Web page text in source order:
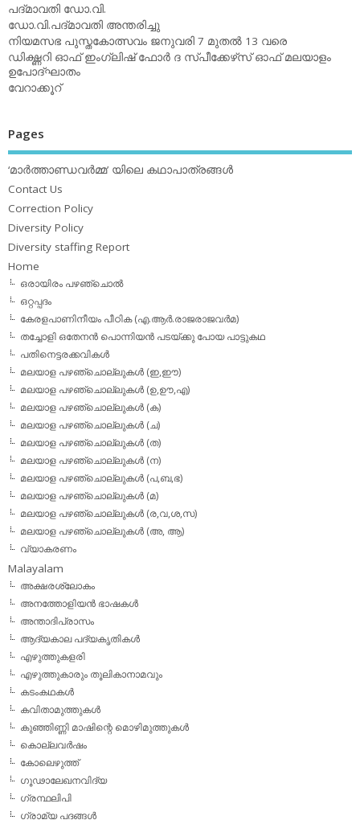
പദ്മാവതി ഡോ.വി.
ഡോ.വി.പദ്മാവതി അന്തരിച്ചു
നിയമസഭ പുസ്തകോത്സവം ജനുവരി 7 മുതല്‍ 13 വരെ
ഡിക്ഷ്ണറി ഓഫ് ഇംഗ്ലിഷ് ഫോര്‍ ദ സ്പീക്കേഴ്‌സ് ഓഫ് മലയാളം
ഉപോദ്ഘാതം
വേറാക്കൂറ്
Pages
‘മാര്‍ത്താണ്ഡവര്‍മ്മ’ യിലെ കഥാപാത്രങ്ങള്‍
Contact Us
Correction Policy
Diversity Policy
Diversity staffing Report
Home
ഒരായിരം പഴഞ്ചൊല്‍
ഒറ്റപ്പദം
കേരളപാണിനീയം പീഠിക (എ.ആര്‍.രാജരാജവര്‍മ)
തച്ചോളി ഒതേനൻ പൊന്നിയൻ പടയ്‌ക്കു പോയ പാട്ടുകഥ
പതിനെട്ടരക്കവികള്‍
മലയാള പഴഞ്ചൊല്ലുകള്‍ (ഇ,ഈ)
മലയാള പഴഞ്ചൊല്ലുകള്‍ (ഉ,ഊ,എ)
മലയാള പഴഞ്ചൊല്ലുകള്‍ (ക)
മലയാള പഴഞ്ചൊല്ലുകള്‍ (ച)
മലയാള പഴഞ്ചൊല്ലുകള്‍ (ത)
മലയാള പഴഞ്ചൊല്ലുകള്‍ (ന)
മലയാള പഴഞ്ചൊല്ലുകള്‍ (പ,ബ,ഭ)
മലയാള പഴഞ്ചൊല്ലുകള്‍ (മ)
മലയാള പഴഞ്ചൊല്ലുകള്‍ (ര,വ,ശ,സ)
മലയാള പഴഞ്ചൊല്ലുകൾ (അ, ആ)
വ്യാകരണം
Malayalam
അക്ഷരശ്ലോകം
അനത്തോളിയന്‍ ഭാഷകള്‍
അന്താദിപ്രാസം
ആദ്യകാല പദ്യകൃതികള്‍
എഴുത്തുകളരി
എഴുത്തുകാരും തൂലികാനാമവും
കടംകഥകള്‍
കവിതാമുത്തുകള്‍
കുഞ്ഞിണ്ണി മാഷിന്റെ മൊഴിമുത്തുകള്‍
കൊല്ലവര്‍ഷം
കോലെഴുത്ത്
ഗൂഢാലേഖനവിദ്യ
ഗ്രന്ഥലിപി
ഗ്രാമ്യ പദങ്ങള്‍